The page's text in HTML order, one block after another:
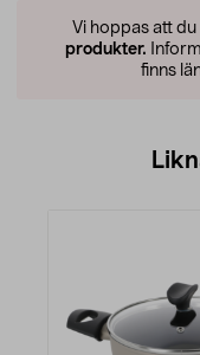
Vi hoppas att
produkter.
finns